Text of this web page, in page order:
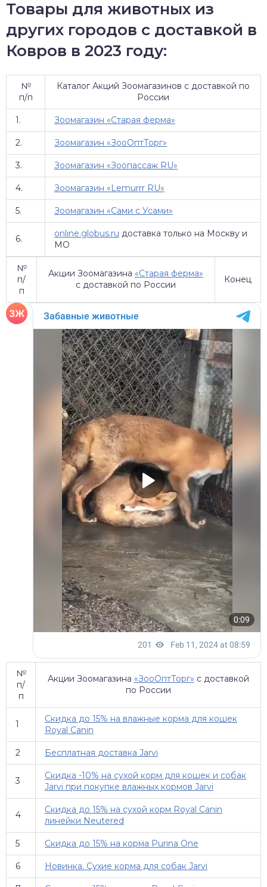
Товары для животных из
других городов с доставкой в
Ковров в 2023 году:
№
п/п
Каталог Акций Зоомагазинов с доставкой по
России
1. Зоомагазин «Старая ферма»
2. Зоомагазин «ЗооОптТорг»
3. Зоомагазин «Зоопассаж RU»
4. Зоомагазин «Lemurrr RU»
5. Зоомагазин «Сами с Усами»
6. online.globus.ru доставка только на Москву и
МО
№
п/
п
Акции Зоомагазина «Старая ферма»
с доставкой по России
Конец
№
п/
п
Акции Зоомагазина «ЗооОптТорг» с доставкой
по России
1
Скидка до 15% на влажные корма для кошек
Royal Canin
2 Бесплатная доставка Jarvi
3
Скидка -10% на сухой корм для кошек и собак
Jarvi при покупке влажных кормов Jarvi
4
Скидка до 15% на сухой корм Royal Canin
линейки Neutered
5 Скидка до 15% на корма Purina One
6 Новинка. Сухие корма для собак Jarvi